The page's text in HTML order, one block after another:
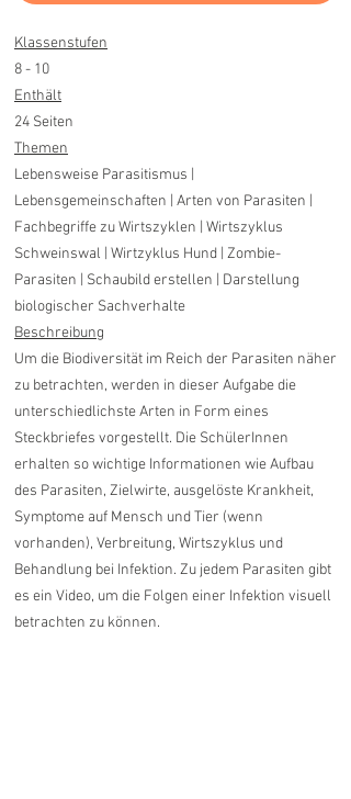
Klassenstufen
8 - 10
Enthält
24 Seiten
Themen
Lebensweise Parasitismus |
Lebensgemeinschaften | Arten von Parasiten |
Fachbegriffe zu Wirtszyklen | Wirtszyklus
Schweinswal | Wirtzyklus Hund | Zombie-
Parasiten | Schaubild erstellen | Darstellung
biologischer Sachverhalte
Beschreibung
Um die Biodiversität im Reich der Parasiten näher
zu betrachten, werden in dieser Aufgabe die
unterschiedlichste Arten in Form eines
Steckbriefes vorgestellt. Die SchülerInnen
erhalten so wichtige Informationen wie Aufbau
des Parasiten, Zielwirte, ausgelöste Krankheit,
Symptome auf Mensch und Tier (wenn
vorhanden), Verbreitung, Wirtszyklus und
Behandlung bei Infektion. Zu jedem Parasiten gibt
es ein Video, um die Folgen einer Infektion visuell
betrachten zu können.